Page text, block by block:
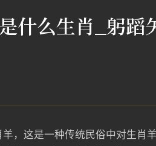
什么生肖_躬蹈
，这是一种传统民俗中对生肖